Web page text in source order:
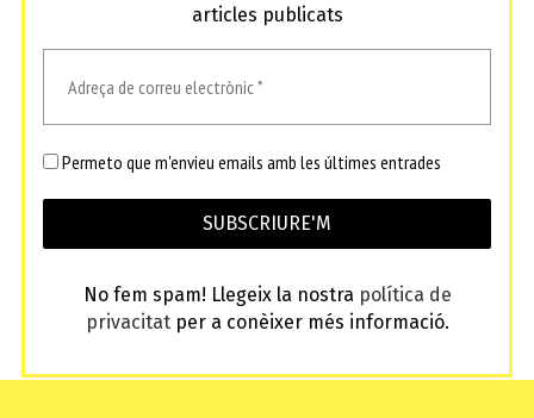
articles publicats
Permeto que m'envieu emails amb les últimes entrades
No fem spam! Llegeix la nostra política de
privacitatper a conèixer més informació.